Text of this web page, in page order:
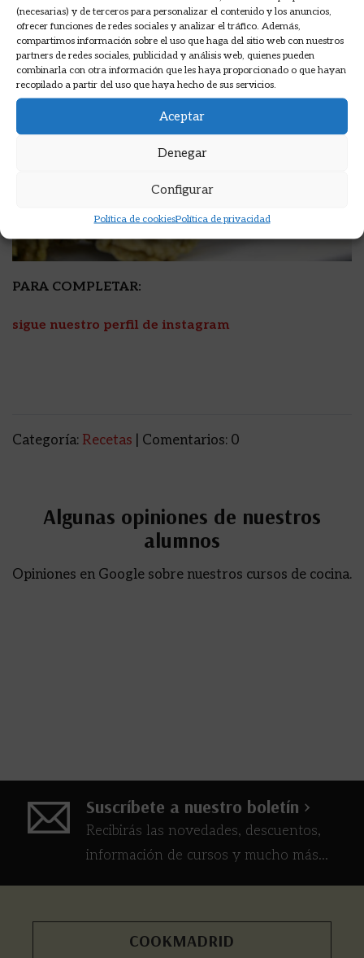
(necesarias) y de terceros para personalizar el contenido y los anuncios,
ofrecer funciones de redes sociales y analizar el tráfico. Además,
compartimos información sobre el uso que haga del sitio web con nuestros
partners de redes sociales, publicidad y análisis web, quienes pueden
combinarla con otra información que les haya proporcionado o que hayan
recopilado a partir del uso que haya hecho de sus servicios.
Aceptar
Denegar
Configurar
Política de cookiesPolítica de privacidad
PARA COMPLETAR:
sigue nuestro perfil de instagram
Categoría: Recetas | Comentarios: 0
Algunas opiniones de nuestros
alumnos
Opiniones en Google sobre nuestros cursos de cocina.
Suscríbete a nuestro boletín >
Recibirás las novedades, descuentos,
información de cursos y mucho más...
COOKMADRID